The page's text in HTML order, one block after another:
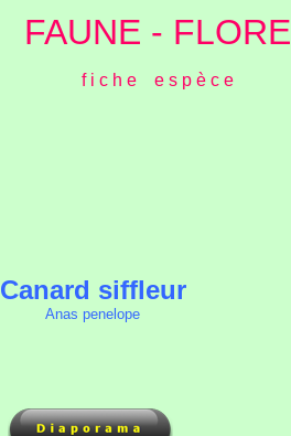
FAUNE - FLORE
f i c h e e s p è c e
Canard siffleur
Anas penelope